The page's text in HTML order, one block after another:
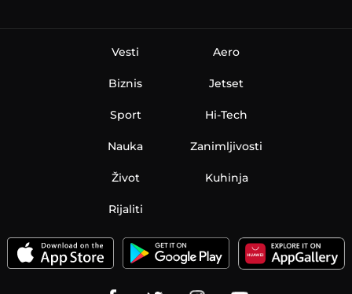
Vesti
Biznis
Sport
Nauka
Aero
Jetset
Hi-Tech
Zanimljivosti
Život Kuhinja
Rijaliti